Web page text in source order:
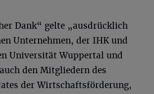
Dank“ gelte „ausdrücklich
Unternehmen, der IHK und
Universität Wuppertal und
den Mitgliedern des
der Wirtschaftsförderung,